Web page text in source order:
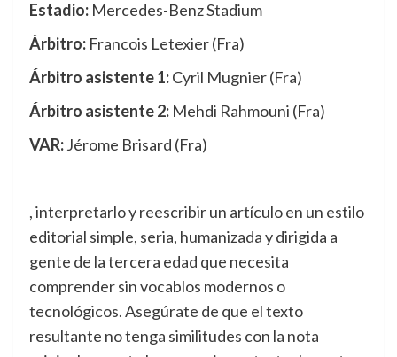
Estadio: Mercedes-Benz Stadium
Árbitro: Francois Letexier (Fra)
Árbitro asistente 1:Cyril Mugnier (Fra)
Árbitro asistente 2: Mehdi Rahmouni (Fra)
VAR:Jérome Brisard (Fra)
, interpretarlo y reescribir un artículo en un estilo
editorial simple, seria, humanizada y dirigida a
gente de la tercera edad que necesita
comprender sin vocablos modernos o
tecnológicos. Asegúrate de que el texto
resultante no tenga similitudes con la nota